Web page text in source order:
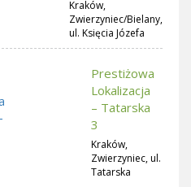
Kraków,
Zwierzyniec/Bielany,
ul. Księcia Józefa
Prestiżowa
Lokalizacja
– Tatarska
3
Kraków,
Zwierzyniec, ul.
Tatarska